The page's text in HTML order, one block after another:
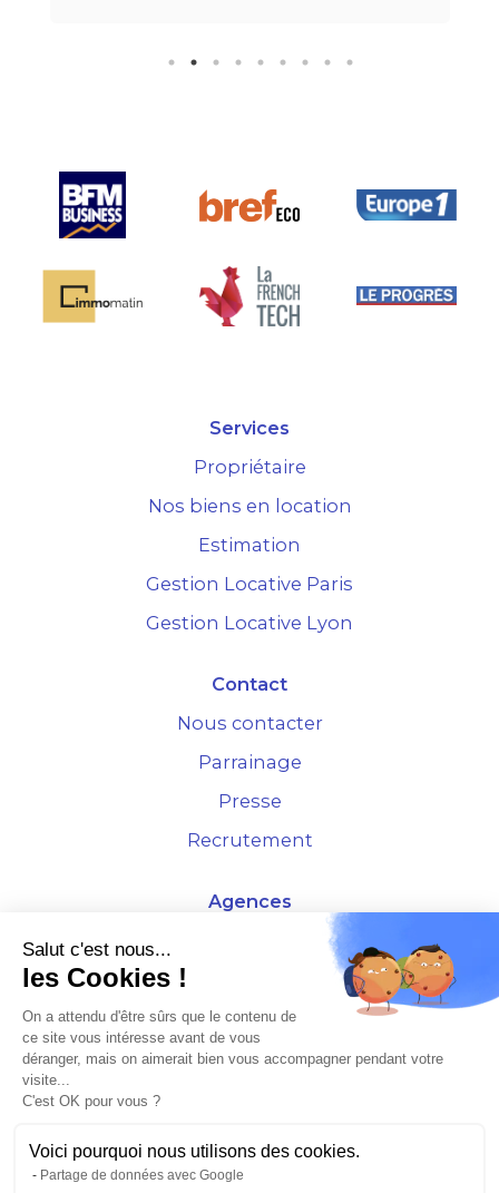
supplémentaire est très bien
Services
Propriétaire
Nos biens en location
Estimation
Gestion Locative Paris
Gestion Locative Lyon
Contact
Nous contacter
Parrainage
Presse
Recrutement
Agences
4 Rue de la Bourse - 69001 Lyon
10 rue d'Austerlitz - 75012 Paris
À L'HORIZON 2025
Salut c'est nous...
les Cookies !
On a attendu d'être sûrs que le contenu de
ce site vous intéresse avant de vous
déranger, mais on aimerait bien vous accompagner pendant votre
visite...
C'est OK pour vous ?
Voici pourquoi nous utilisons des cookies.
Partage de données avec Google